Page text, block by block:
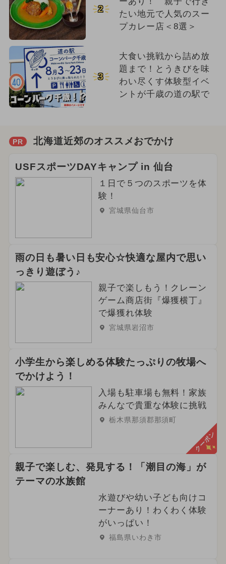
2
たい地元で人気のスー
プカレー店＜8選＞
3
大食い挑戦から詰め放
題まで！とうきびを味
わい尽くす体験型イベ
ントが千歳の道の駅で
PR 北海道近郊のオススメおでかけ
USFスポーツDAYキャンプ in 仙台
１日で５つのスポーツを体
験！
宮城県仙台市
雨の日も暑い日も安心☆快適な屋内で思い
っきり遊ぼう♪
親子で楽しもう！クレーン
ゲーム商店街『爆獲横丁』
で爆獲れ体験
宮城県岩沼市
小学生から楽しめる体験たっぷりの牧場へ
でかけよう！
入場も駐車場も無料！家族
みんなで貴重な体験に挑戦
栃木県那須郡那須町
クーポン
親子で楽しむ、発見する！「潮目の海」が
テーマの水族館
水遊びや幼い子ども向けコ
ーナーあり！わくわく体験
がいっぱい！
福島県いわき市